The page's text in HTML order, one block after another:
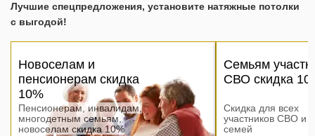
Лучшие спецпредложения, установите натяжные потолки
с выгодой!
Новоселам и
пенсионерам скидка
10%
Пенсионерам, инвалидам,
многодетным семьям,
новоселам скидка 10%
Семьям
СВО скидка
Скидка для всех
участников СВО и
семей